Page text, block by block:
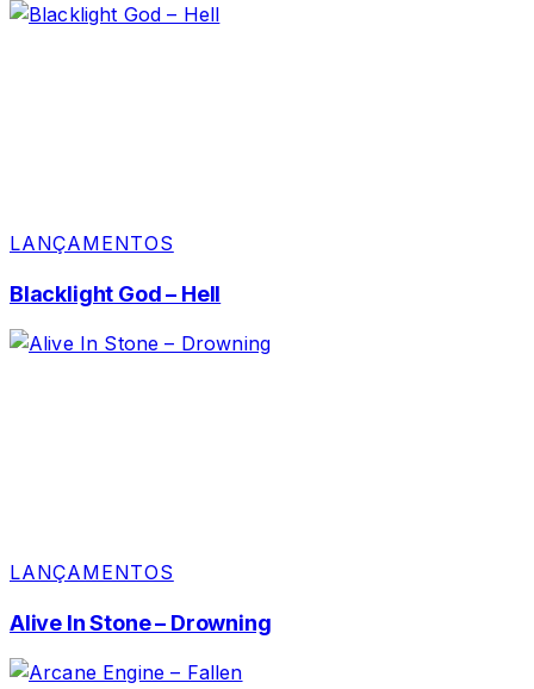
LANÇAMENTOS
Blacklight God – Hell
LANÇAMENTOS
Alive In Stone – Drowning